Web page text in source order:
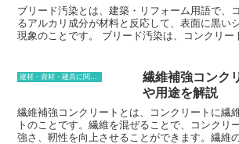
ブリード汚染とは、建築・リフォーム用語で、
るアルカリ成分が材料と反応して、表面に黒い
現象のことです。 ブリード汚染は、コンクリー
す。アルカリ化合物は、コンクリートの表面に
汚れや雨水と反応して、黒いシミや汚れとなり
は、コンクリートの表面だけでなく、コンクリ
響を与え、鉄筋の腐食を引き起こすことがあり
防ぐためには、コンクリートの原料であるセメ
を少なくしたり、アルカリ化合物の生成を抑え
建材・資材・建具に関する用語
繊維補強コンク
や用途を解説
繊維補強コンクリートとは、コンクリートに繊
トのことです。繊維を混ぜることで、コンクリ
強さ、靭性を向上させることができます。繊維